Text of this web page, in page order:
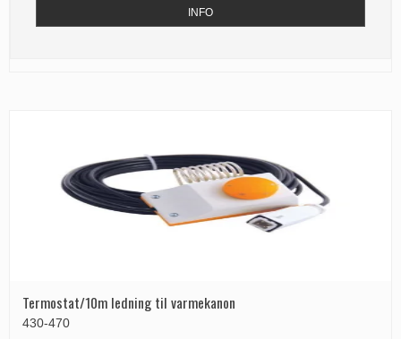
INFO
Termostat/10m ledning til varmekanon
430-470